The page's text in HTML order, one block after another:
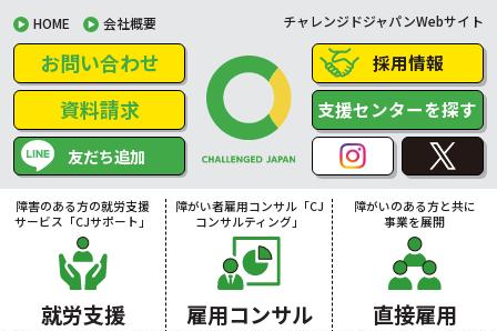
HOME 会社概要 チャレンジドジャパンWebサイト
お問い合わせ
資料請求
友だち追加
採用情報
支援センターを探す
障害のある方の就労支援
サービス「CJサポート」
就労支援
障がい者雇用コンサル「CJ
コンサルティング」
雇用コンサル
障がいのある方と共に
事業を展開
直接雇用